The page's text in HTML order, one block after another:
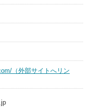
（外部サイトへリン